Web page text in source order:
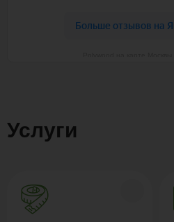
Услуги